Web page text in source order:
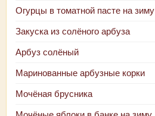
Огурцы в томатной пасте на зиму
Закуска из солёного арбуза
Арбуз солёный
Маринованные арбузные корки
Мочёная брусника